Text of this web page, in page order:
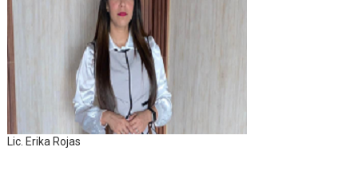
Lic. Erika Rojas